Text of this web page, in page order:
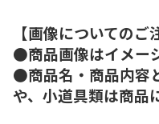
【画像についてのご
●商品画像はイメー
●商品名・商品内容
や、小道具類は商品